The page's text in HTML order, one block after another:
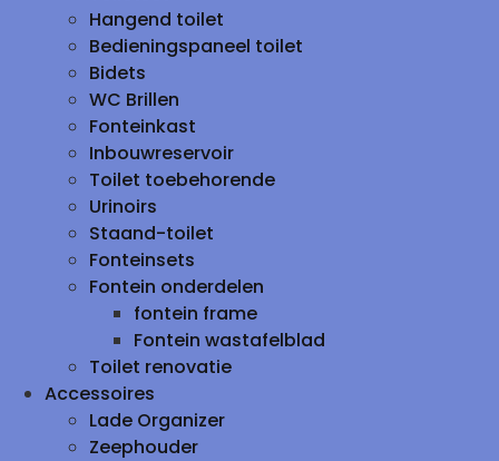
Hangend toilet
Bedieningspaneel toilet
Bidets
WC Brillen
Fonteinkast
Inbouwreservoir
Toilet toebehorende
Urinoirs
Staand-toilet
Fonteinsets
Fontein onderdelen
fontein frame
Fontein wastafelblad
Toilet renovatie
Accessoires
Lade Organizer
Zeephouder